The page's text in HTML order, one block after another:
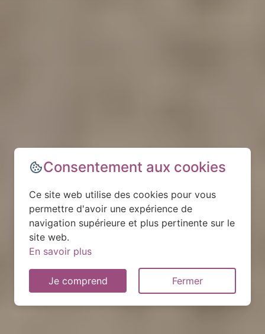
Consentement aux cookies
Ce site web utilise des cookies pour vous
permettre d'avoir une expérience de
navigation supérieure et plus pertinente sur le
site web.
En savoir plus
Je comprend Fermer